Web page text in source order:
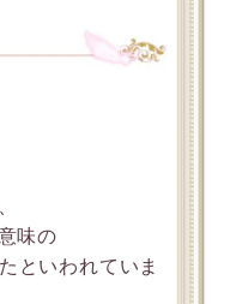
味の
といわれていま